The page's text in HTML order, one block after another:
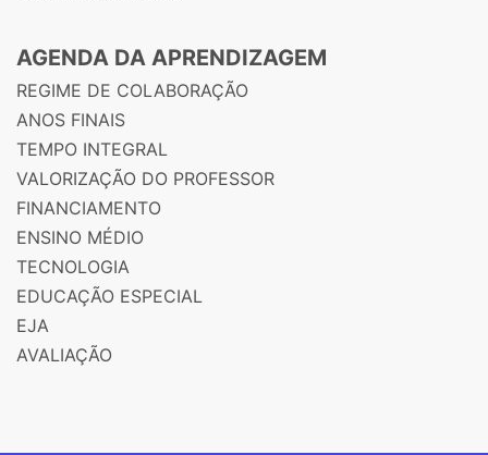
AGENDA DA APRENDIZAGEM
REGIME DE COLABORAÇÃO
ANOS FINAIS
TEMPO INTEGRAL
VALORIZAÇÃO DO PROFESSOR
FINANCIAMENTO
ENSINO MÉDIO
TECNOLOGIA
EDUCAÇÃO ESPECIAL
EJA
AVALIAÇÃO